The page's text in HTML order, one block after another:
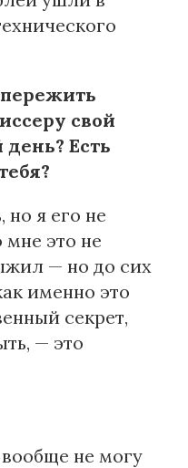
свой
Есть
но я его не
это не
— но до сих
именно это
секрет,
— это
не могу